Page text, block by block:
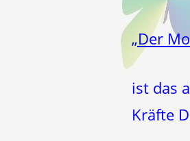
„Der
ist das
Kräfte